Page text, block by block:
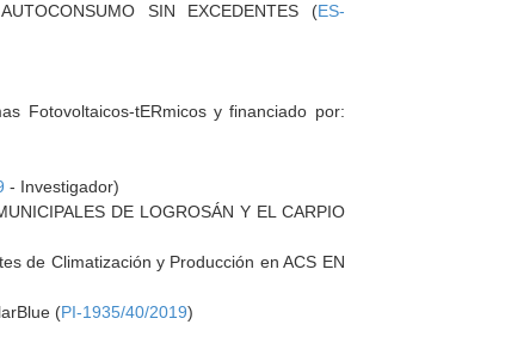
SIN EXCEDENTES (ES-
Fotovoltaicos-tERmicos y financiado por:
- Investigador)
DE LOGROSÁN Y EL CARPIO
de Climatización y Producción en ACS EN
(PI-1935/40/2019)